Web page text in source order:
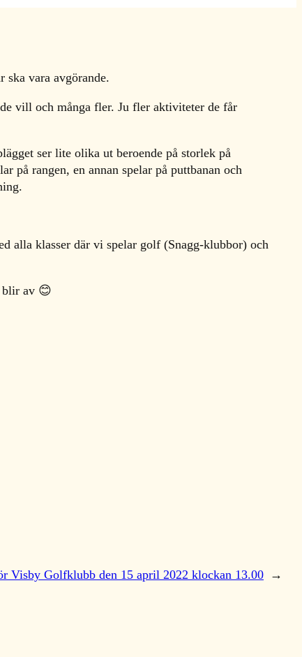
ska vara avgörande.
vill och många fler. Ju fler aktiviteter de får
ser lite olika ut beroende på storlek på
på rangen, en annan spelar på puttbanan och
alla klasser där vi spelar golf (Snagg-klubbor) och
blir av 😊
Visby Golfklubb den 15 april 2022 klockan 13.00 →